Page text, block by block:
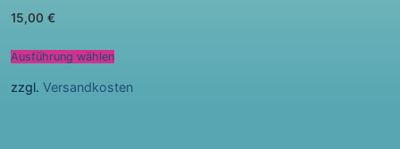
15,00 €
Ausführung wählen
zzgl. Versandkosten